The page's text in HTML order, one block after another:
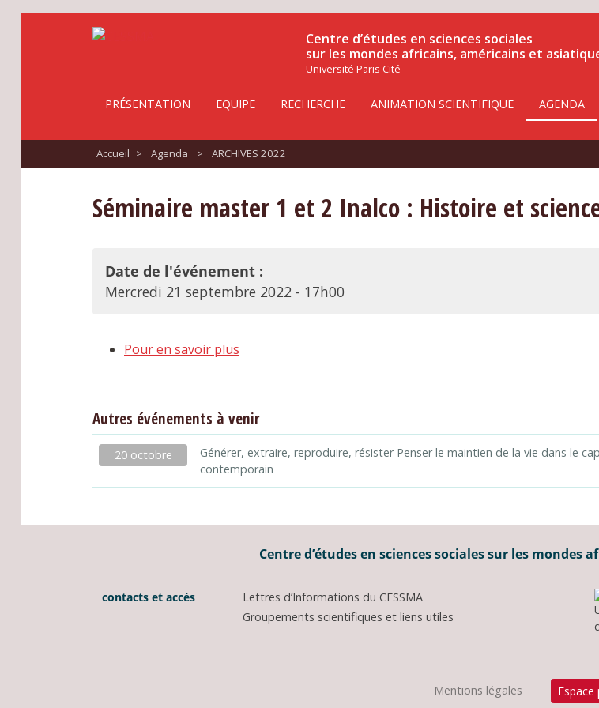
Centre d’études en sciences sociales
sur les mondes africains, américains et
Université Paris Cité
PRÉSENTATION EQUIPE RECHERCHE ANIMATION SCIENTIFIQUE AGENDA
Accueil > Agenda > ARCHIVES 2022
Séminaire master 1 et 2 Inalco : Histoire et
Date de l'événement :
Mercredi 21 septembre 2022 - 17h00
Pour en savoir plus
Autres événements à venir
20 octobre
Générer, extraire, reproduire, résister Penser le maintien de la vie dans le
contemporain
Centre d’études en sciences sociales sur les
contacts et accès
Lettres d’Informations du CESSMA
Groupements scientifiques et liens utiles
Mentions légales Espace